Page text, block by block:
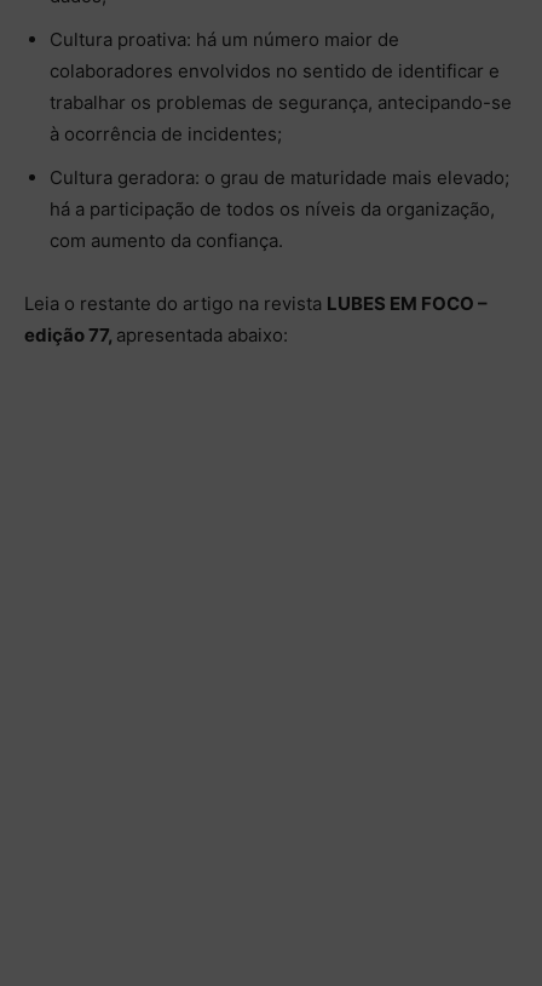
Cultura proativa: há um número maior de
colaboradores envolvidos no sentido de identificar e
trabalhar os problemas de segurança, antecipando-se
à ocorrência de incidentes;
Cultura geradora: o grau de maturidade mais elevado;
há a participação de todos os níveis da organização,
com aumento da confiança.
Leia o restante do artigo na revista LUBES EM FOCO –
edição 77, apresentada abaixo: